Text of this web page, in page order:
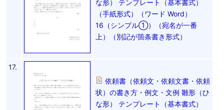
な形） テンプレート（基本書式）
（手紙形式）（ワード Word）
16（シンプル①）（宛名が一番
上）（別記が箇条書き形式）
17.
依頼書（依頼文・依頼文書・依頼
状）の書き方・例文・文例 雛形（ひ
な形） テンプレート（基本書式）